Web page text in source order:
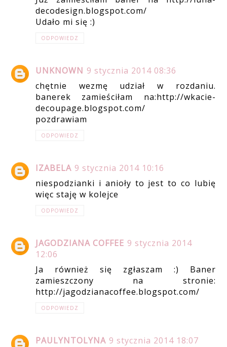
decodesign.blogspot.com/
Udało mi się :)
ODPOWIEDZ
UNKNOWN 9 stycznia 2014 08:36
chętnie wezmę udział w rozdaniu.
banerek zamieściłam na:http://wkacie-
decoupage.blogspot.com/
pozdrawiam
ODPOWIEDZ
IZABELA 9 stycznia 2014 10:16
niespodzianki i anioły to jest to co lubię
więc staję w kolejce
ODPOWIEDZ
JAGODZIANA COFFEE 9 stycznia 2014
12:06
Ja również się zgłaszam :) Baner
zamieszczony na stronie:
http://jagodzianacoffee.blogspot.com/
ODPOWIEDZ
PAULYNTOLYNA 9 stycznia 2014 18:07